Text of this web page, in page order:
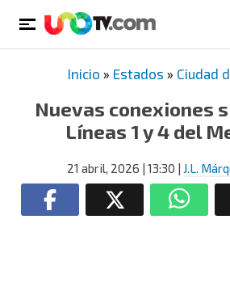
Inicio » Estados » Ciudad
Nuevas conexiones
Líneas 1 y 4 del
21 abril, 2026 | 13:30 | J.L.